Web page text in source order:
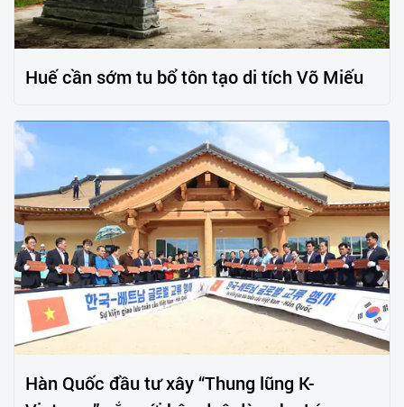
Huế cần sớm tu bổ tôn tạo di tích Võ Miếu
Hàn Quốc đầu tư xây “Thung lũng K-